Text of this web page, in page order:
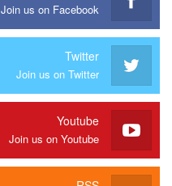
Join us on Facebook
Twitter
Join us on Twitter
Youtube
Join us on Youtube